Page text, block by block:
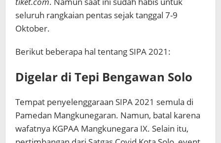
seluruh rangkaian pentas sejak tanggal 7-9
Oktober.
Berikut beberapa hal tentang SIPA 2021:
Digelar di Tepi Bengawan Solo
Tempat penyelenggaraan SIPA 2021 semula di
Pamedan Mangkunegaran. Namun, batal karena
wafatnya KGPAA Mangkunegara IX. Selain itu,